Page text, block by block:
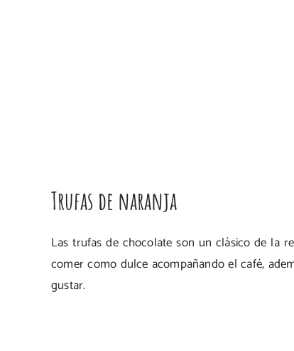
Trufas de naranja
Las trufas de chocolate son un clásico de la
comer como dulce acompañando el café,
gustar.